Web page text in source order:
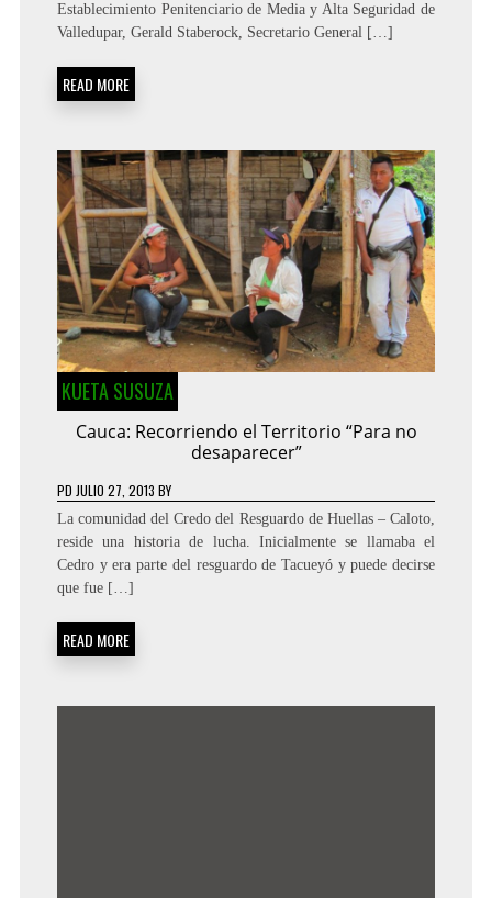
Establecimiento Penitenciario de Media y Alta Seguridad de
Valledupar, Gerald Staberock, Secretario General […]
READ MORE
KUETA SUSUZA
Cauca: Recorriendo el Territorio “Para no
desaparecer”
PD JULIO 27, 2013 BY
La comunidad del Credo del Resguardo de Huellas – Caloto,
reside una historia de lucha. Inicialmente se llamaba el
Cedro y era parte del resguardo de Tacueyó y puede decirse
que fue […]
READ MORE